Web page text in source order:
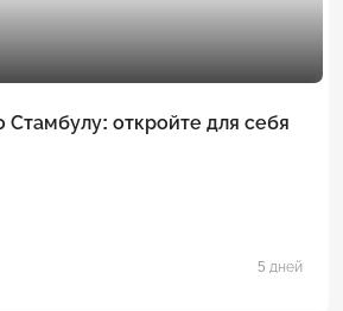
Стамбулу: откройте для себя
5 дней